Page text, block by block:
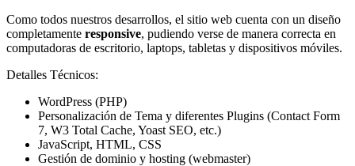
Como todos nuestros desarrollos, el sitio web cuenta con un diseño
completamente responsive, pudiendo verse de manera correcta en
computadoras de escritorio, laptops, tabletas y dispositivos móviles.
Detalles Técnicos:
WordPress (PHP)
Personalización de Tema y diferentes Plugins (Contact Form
7, W3 Total Cache, Yoast SEO, etc.)
JavaScript, HTML, CSS
Gestión de dominio y hosting (webmaster)